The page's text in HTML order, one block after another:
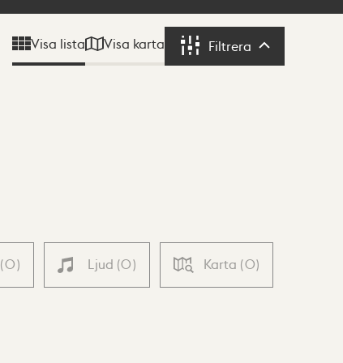
Visa lista Visa karta Filtrera Filtrera
(0) Ljud (0) Karta (0)